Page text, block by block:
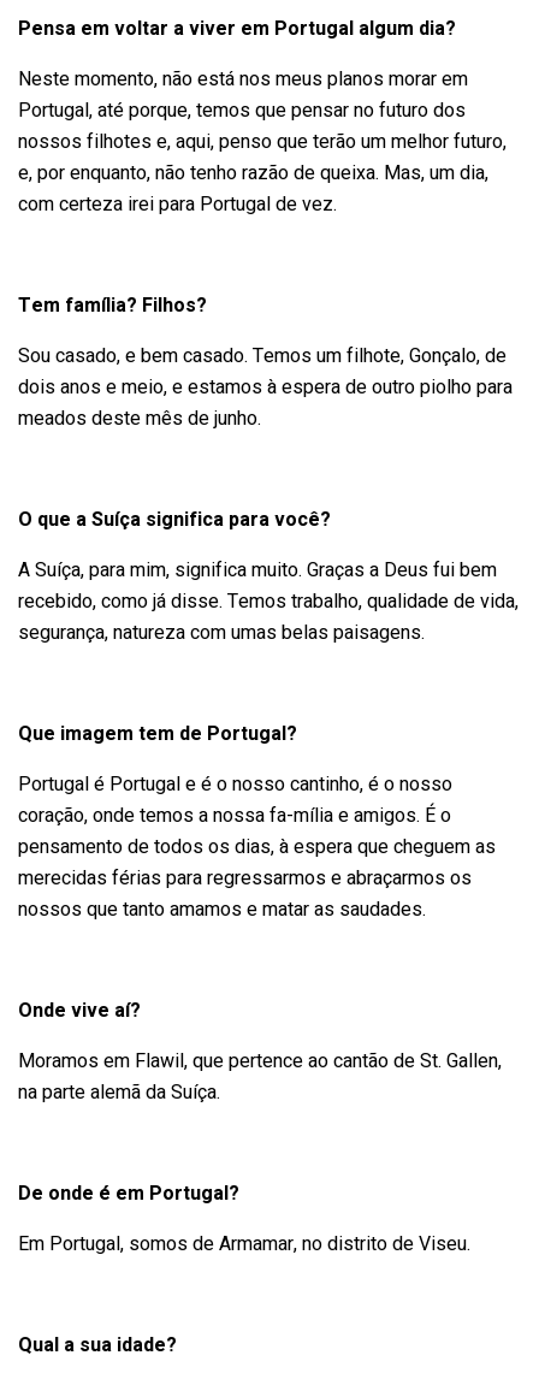
Pensa em voltar a viver em Portugal algum dia?
Neste momento, não está nos meus planos morar em
Portugal, até porque, temos que pensar no futuro dos
nossos filhotes e, aqui, penso que terão um melhor futuro,
e, por enquanto, não tenho razão de queixa. Mas, um dia,
com certeza irei para Portugal de vez.
Tem família? Filhos?
Sou casado, e bem casado. Temos um filhote, Gonçalo, de
dois anos e meio, e estamos à espera de outro piolho para
meados deste mês de junho.
O que a Suíça significa para você?
A Suíça, para mim, significa muito. Graças a Deus fui bem
recebido, como já disse. Temos trabalho, qualidade de vida,
segurança, natureza com umas belas paisagens.
Que imagem tem de Portugal?
Portugal é Portugal e é o nosso cantinho, é o nosso
coração, onde temos a nossa fa-mília e amigos. É o
pensamento de todos os dias, à espera que cheguem as
merecidas férias para regressarmos e abraçarmos os
nossos que tanto amamos e matar as saudades.
Onde vive aí?
Moramos em Flawil, que pertence ao cantão de St. Gallen,
na parte alemã da Suíça.
De onde é em Portugal?
Em Portugal, somos de Armamar, no distrito de Viseu.
Qual a sua idade?